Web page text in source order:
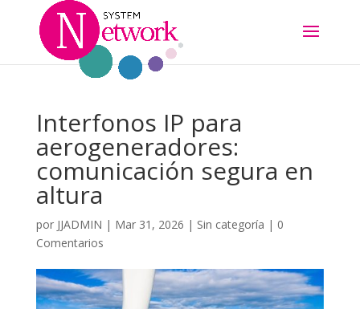
Interfonos IP para
aerogeneradores:
comunicación segura en
altura
por JJADMIN | Mar 31, 2026 | Sin categoría | 0
Comentarios